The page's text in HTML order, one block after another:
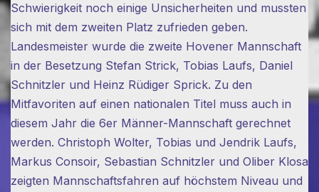
Schwierigkeit noch einige Unsicherheiten und mussten
sich mit dem zweiten Platz zufrieden geben.
Landesmeister wurde die zweite Hovener Mannschaft
in der Besetzung Stefan Strick, Tobias Laufs, Daniel
Schnitzler und Heinz Rüdiger Sprick. Zu den
Mitfavoriten auf einen nationalen Titel muss auch in
diesem Jahr die 6er Männer-Mannschaft gerechnet
werden. Christoph Wolter, Tobias und Jendrik Laufs,
Markus Consoir, Sebastian Schnitzler und Oliber Klosa
zeigten Mannschaftsfahren auf höchstem Niveau und